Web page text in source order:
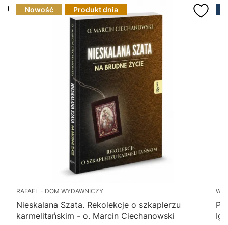
Nowość Produkt dnia
RAFAEL - DOM WYDAWNICZY
Nieskalana Szata. Rekolekcje o szkaplerzu
karmelitańskim - o. Marcin Ciechanowski